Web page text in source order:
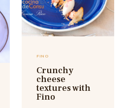
FINO
Crunchy
cheese
textures with
Fino